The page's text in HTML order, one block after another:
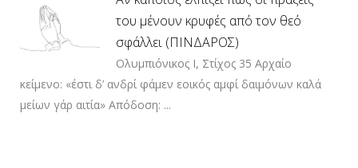
του μένουν κρυφές από τον θεό
σφάλλει (ΠΙΝΔΑΡΟΣ)
Ολυμπιόνικος Ι, Στίχος 35 Αρχαίο
κείμενο: «έστι δ’ ανδρί φάμεν εοικός αμφί δαιμόνων καλά
μείων γάρ αιτία» Απόδοση: ...